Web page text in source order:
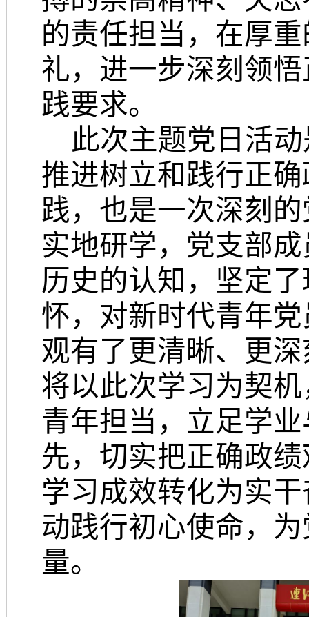
的责任担当，在厚
礼，进一步深刻领
践要求。
此次主题党日活
推进树立和践行正
践，也是一次深刻
实地研学，党支部
历史的认知，坚定
怀，对新时代青年
观有了更清晰、更
将以此次学习为契
青年担当，立足学
先，切实把正确政
学习成效转化为实
动践行初心使命，
量。